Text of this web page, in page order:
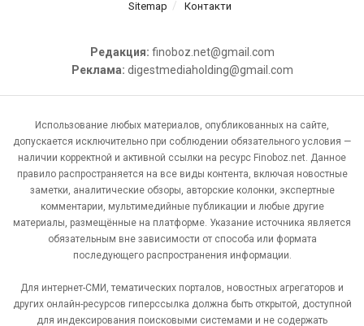
Sitemap
Контакти
Редакция: finoboz.net@gmail.com
Реклама: digestmediaholding@gmail.com
Использование любых материалов, опубликованных на сайте,
допускается исключительно при соблюдении обязательного условия —
наличии корректной и активной ссылки на ресурс Finoboz.net. Данное
правило распространяется на все виды контента, включая новостные
заметки, аналитические обзоры, авторские колонки, экспертные
комментарии, мультимедийные публикации и любые другие
материалы, размещённые на платформе. Указание источника является
обязательным вне зависимости от способа или формата
последующего распространения информации.
Для интернет-СМИ, тематических порталов, новостных агрегаторов и
других онлайн-ресурсов гиперссылка должна быть открытой, доступной
для индексирования поисковыми системами и не содержать